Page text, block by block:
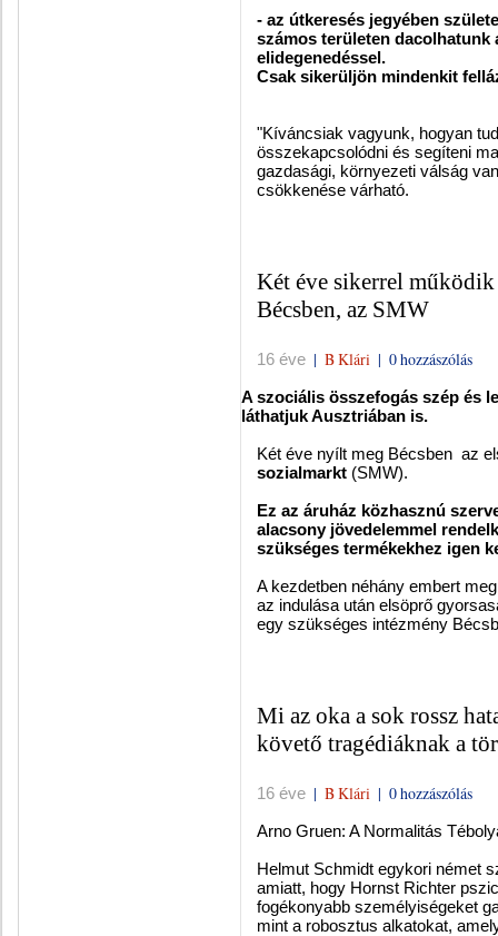
- az útkeresés jegyében
számos területen dacolhatunk
elidegenedéssel.
Csak sikerüljön mindenkit
"Kíváncsiak vagyunk, hogyan
összekapcsolódni és segíteni
gazdasági, környezeti válság
csökkenése várható.
Két éve sikerrel működik
Bécsben, az SMW
16 éve | B Klári | 0 hozzászólás
A szociális összefogás szép és
láthatjuk Ausztriában is.
Két éve nyílt meg Bécsben az
sozialmarkt (SMW).
Ez az áruház közhasznú
alacsony jövedelemmel
szükséges termékekhez igen
A kezdetben néhány embert
az indulása után elsöprő
egy szükséges intézmény
Mi az oka a sok rossz
követő tragédiáknak a
16 éve | B Klári | 0 hozzászólás
Arno Gruen: A Normalitás
Helmut Schmidt egykori német
amiatt, hogy Hornst Richter
fogékonyabb személyiségeket
mint a robosztus alkatokat,